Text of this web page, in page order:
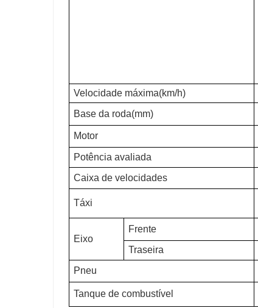
Velocidade máxima(km/h)
Base da roda(mm)
Motor
Potência avaliada
Caixa de velocidades
Táxi
Eixo
Frente
Traseira
Pneu
Tanque de combustível